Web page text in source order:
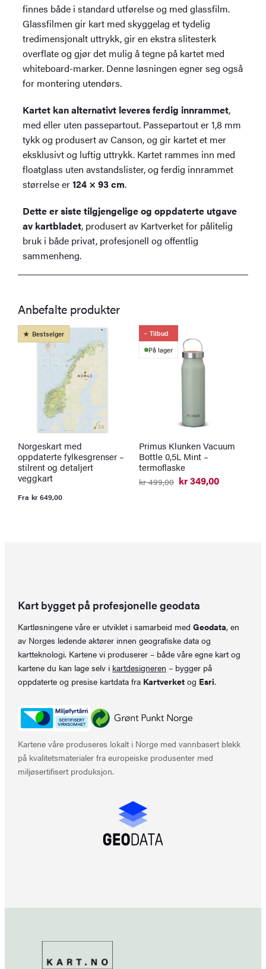
finnes både i standard utførelse og med glassfilm.
Glassfilmen gir kart med skyggelag et tydelig
tredimensjonalt uttrykk, gir en ekstra slitesterk
overflate og gjør det mulig å tegne på kartet med
whiteboard-marker. Denne løsningen egner seg også
for montering utendørs.
Kartet kan alternativt leveres ferdig innrammet,
med eller uten passepartout. Passepartout er 1,8 mm
tykk og produsert av Canson, og gir kartet et mer
eksklusivt og luftig uttrykk. Kartet rammes inn med
floatglass uten avstandslister, og ferdig innrammet
størrelse er124 × 93 cm.
Dette er siste tilgjengelige og oppdaterte utgave
av kartbladet, produsert av Kartverket for pålitelig
bruk i både privat, profesjonell og offentlig
sammenheng.
Anbefalte produkter
Bestselger
Norgeskart med
oppdaterte fylkesgrenser –
stilrent og detaljert
veggkart
Fra kr649,00
Tilbud
På lager
Primus Klunken Vacuum
Bottle 0,5L Mint –
termoflaske
kr499,00
Opprinnelig
kr349,00
Nåværende
Kart bygget på profesjonelle geodata
Kartløsningene våre er utviklet i samarbeid medGeodata, en
av Norges ledende aktører innen geografiske data og
kartteknologi. Kartene vi produserer – både våre egne kart og
kartene du kan lage selv i kartdesigneren – bygger på
oppdaterte og presise kartdata fra Kartverket og Esri.
Kartene våre produseres lokalt i Norge med vannbasert blekk
på kvalitetsmaterialer fra europeiske produsenter med
miljøsertifisert produksjon.